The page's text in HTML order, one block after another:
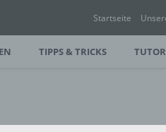
Startseite
TIPPS & TRICKS